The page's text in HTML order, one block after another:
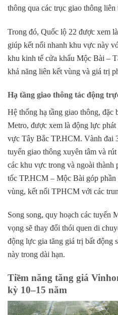
thông qua các trục giao thông liên
Trong đó, Quốc lộ 22 được xem
giúp kết nối nhanh khu vực này
khu kinh tế cửa khẩu Mộc Bài –
khả năng liên kết vùng và giá trị
Hạ tầng giao thông tác động
Hệ thống hạ tầng giao thông, đặc
Metro, được xem là động lực
vực Tây Bắc TP.HCM. Vành đai
tuyến giao thông xuyên tâm và
các khu vực trong và ngoài thành
tốc TP.HCM – Mộc Bài góp
vùng, kết nối TPHCM với các
Song song, quy hoạch các tuyến
vọng sẽ thay đổi thói quen di
động lực gia tăng giá trị bất động
này trong dài hạn.
Tiềm năng tăng giá
kỳ 10–15 năm